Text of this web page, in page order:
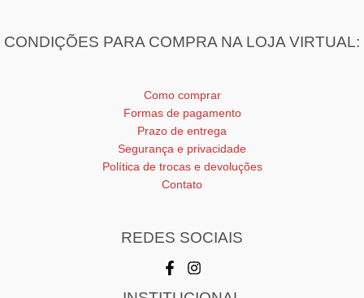
CONDIÇÕES PARA COMPRA NA LOJA VIRTUAL:
Como comprar
Formas de pagamento
Prazo de entrega
Segurança e privacidade
Política de trocas e devoluções
Contato
REDES SOCIAIS